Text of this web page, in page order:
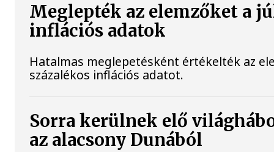
Meglepték az elemzőket a
inflációs adatok
Hatalmas meglepetésként értékelték az
százalékos inflációs adatot.
Sorra kerülnek elő
az alacsony Dunából